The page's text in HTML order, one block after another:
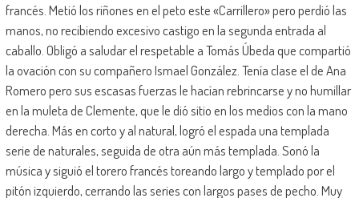
francés. Metió los riñones en el peto este «Carrillero» pero perdió las
manos, no recibiendo excesivo castigo en la segunda entrada al
caballo. Obligó a saludar el respetable a Tomás Úbeda que compartió
la ovación con su compañero Ismael González. Tenía clase el de Ana
Romero pero sus escasas fuerzas le hacían rebrincarse y no humillar
en la muleta de Clemente, que le dió sitio en los medios con la mano
derecha. Más en corto y al natural, logró el espada una templada
serie de naturales, seguida de otra aún más templada. Sonó la
música y siguió el torero francés toreando largo y templado por el
pitón izquierdo, cerrando las series con largos pases de pecho. Muy